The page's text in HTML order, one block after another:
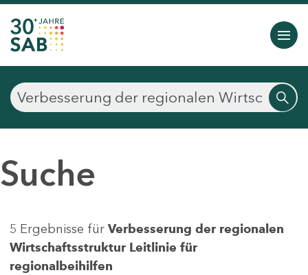
Suche
5 Ergebnisse für Verbesserung der regionalen
Wirtschaftsstruktur Leitlinie für
regionalbeihilfen